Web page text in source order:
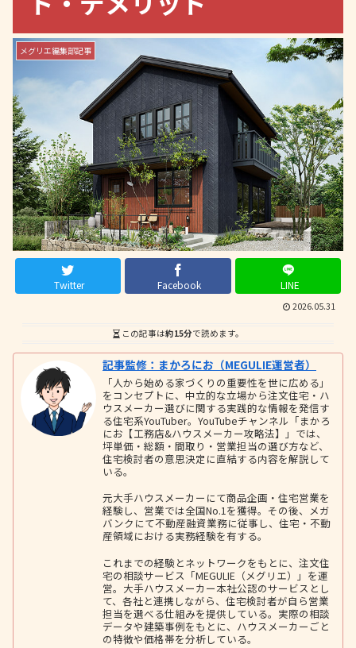
メグリエ編集部記事
Twitter Facebook LINE
2026.05.31
この記事は約15分で読めます。
記事監修：まかろにお（MEGULIE運営者）
「人から始める家づくりの重要性を世に広める」
をコンセプトに、中立的な立場から注文住宅・ハ
ウスメーカー選びに関する実践的な情報を発信す
る住宅系YouTuber。YouTubeチャンネル「まかろ
にお【工務店&ハウスメーカー攻略法】」では、
坪単価・総額・間取り・営業担当の選び方など、
住宅検討者の意思決定に直結する内容を解説して
いる。
元大手ハウスメーカーにて商品企画・住宅営業を
経験し、営業では全国No.1を獲得。その後、メガ
バンクにて不動産融資業務に従事し、住宅・不動
産領域における実務経験を有する。
これまでの経験とネットワークをもとに、注文住
宅の相談サービス「MEGULIE（メグリエ）」を運
営。大手ハウスメーカー本社公認のサービスとし
て、各社と連携しながら、住宅検討者が自ら営業
担当を選べる仕組みを提供している。実際の相談
データや建築事例をもとに、ハウスメーカーごと
の特徴や価格帯を分析している。